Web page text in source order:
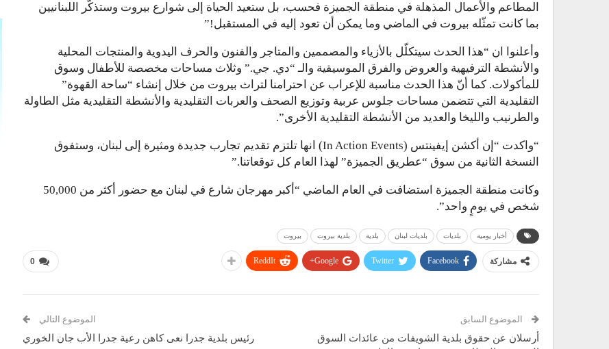
المطاعم والأعمال المذهلة في منطقة الجميزة فحسب، بل ستعيد الحياة إلى شوارع بيروت وستذكّر اللبنانيين
بما كانت تمثّله بيروت في الماضي وما يمكن أن تعود إليه في المستقبل!”
وأعلنوا ان “هذا الحدث سيتكلّل بالأزياء والمصممين والمتاجر والفنون والحرف اليدوية والمنتجات المحلية
والأنشطة الترفيهية والعروض والفرق الموسيقية والـ “دي. جي.” وثلاث مساحات مخصصة للأطفال وسوق
للمأكولات. كما أنّ هذا الحدث مناسبة للإعراب عن احترامنا لتراث بيروت من خلال إنشاء “ساحة القهوة”
التقليدية التي تتضمن مساحات جلوس عربية وتوزيع الصحف والعربات التقليدية والأنشطة التقليدية مثل الطاولة
والطرنيب والليخا والعديد من الأنشطة التقليدية الأخرى”.
“واكدت “إن أكشن إيفينتس (In Action Events) انها تلتزم تقديم تجارب جديدة ومثيرة إلى لبنان، وستفوق
النسخة الثانية من سوق “عطريق الجميزة” لهذا العام كل توقعاتنا.”
وكانت منطقة الجميزة استضافت في العام الماضي “أكبر مهرجان شارع في لبنان مع حضور أكثر من 50,000
شخص في يومٍ واحد”.
أخبار يومية بلديات بلديات لبنان بلدية بلدية بيروت بيروت
0 مشاركة Facebook
Twitter
Google+
ReddIt
الموضوع السابق
أرسلان عن حقوق بلدية الشويفات من عائدات السوق
الموضوع التالي
رئيس بلدية جدرا نعى كاهن رعية جدرا الأب جان الخوري